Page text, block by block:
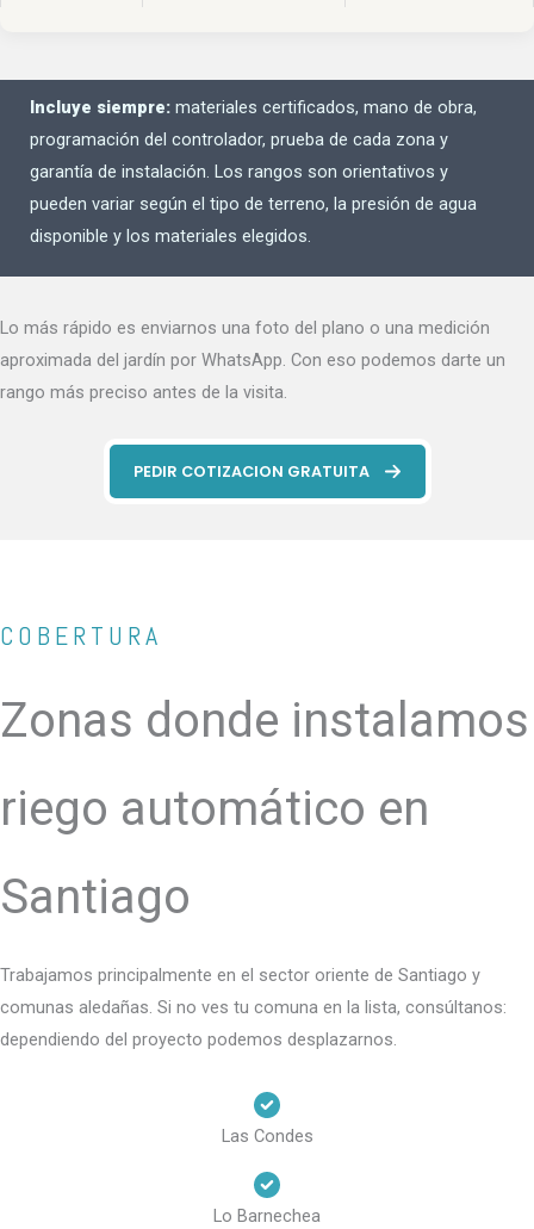
Incluye siempre: materiales certificados, mano de obra,
programación del controlador, prueba de cada zona y
garantía de instalación. Los rangos son orientativos y
pueden variar según el tipo de terreno, la presión de agua
disponible y los materiales elegidos.
Lo más rápido es enviarnos una foto del plano o una medición
aproximada del jardín por WhatsApp. Con eso podemos darte un
rango más preciso antes de la visita.
PEDIR COTIZACION GRATUITA
COBERTURA
Zonas donde instalamos
riego automático en
Santiago
Trabajamos principalmente en el sector oriente de Santiago y
comunas aledañas. Si no ves tu comuna en la lista, consúltanos:
dependiendo del proyecto podemos desplazarnos.
Las Condes
Lo Barnechea